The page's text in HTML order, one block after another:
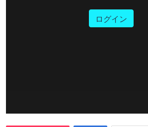
ログイン